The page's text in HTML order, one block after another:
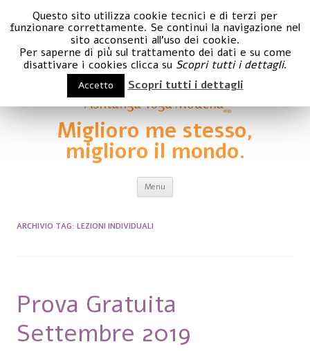
Miglioro me stesso,
miglioro il mondo.
Menu
ARCHIVIO TAG: LEZIONI INDIVIDUALI
Prova Gratuita
Settembre 2019
Questo sito utilizza cookie tecnici e di terzi per
funzionare correttamente. Se continui la navigazione nel
sito acconsenti all'uso dei cookie.
Per saperne di più sul trattamento dei dati e su come
disattivare i cookies clicca su Scopri tutti i dettagli.
Accetto Scopri tutti i dettagli